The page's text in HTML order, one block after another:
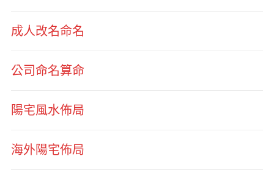
成人改名命名
公司命名算命
陽宅風水佈局
海外陽宅佈局